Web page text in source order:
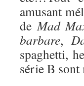
amusant
deMad
barbare,
spaghetti,
série B